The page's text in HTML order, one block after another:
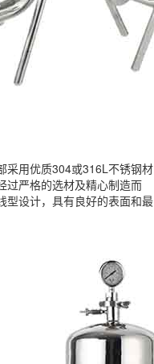
采用优质304或316L不锈钢材
过严格的选材及精心制造而
型设计，具有良好的表面和最